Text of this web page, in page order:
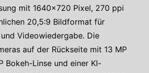
mit 1640×720 Pixel, 270 ppi
20,5:9 Bildformat für
Videowiedergabe. Die
auf der Rückseite mit 13 MP
Bokeh-Linse und einer KI-